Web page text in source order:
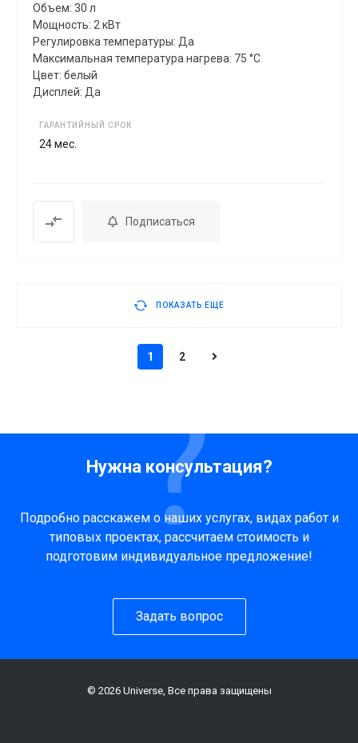
Объем: 30 л
Мощность: 2 кВт
Регулировка температуры: Да
Максимальная температура нагрева: 75 °C
Цвет: белый
Дисплей: Да
ГАРАНТИЙНЫЙ СРОК
24 мес.
Подписаться
ПОКАЗАТЬ ЕЩЕ
1 2
Нужна консультация?
Подробно расскажем о наших услугах, видах работ и
типовых проектах, рассчитаем стоимость и
подготовим индивидуальное предложение!
Задать вопрос
© 2026 Universe, Все права защищены